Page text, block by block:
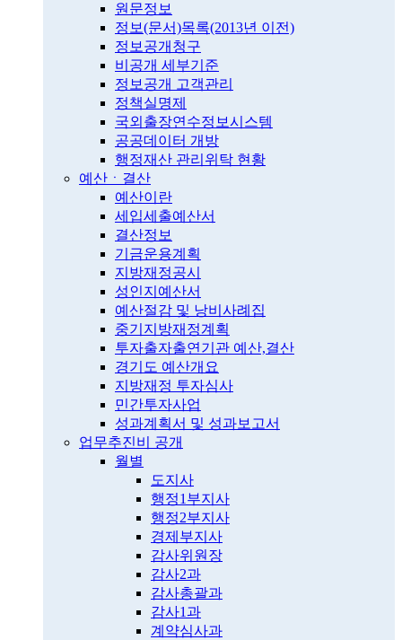
원문정보
정보(문서)목록(2013년 이전)
정보공개청구
비공개 세부기준
정보공개 고객관리
정책실명제
국외출장연수정보시스템
공공데이터 개방
행정재산 관리위탁 현황
예산ㆍ결산
예산이란
세입세출예산서
결산정보
기금운용계획
지방재정공시
성인지예산서
예산절감 및 낭비사례집
중기지방재정계획
투자출자출연기관 예산,결산
경기도 예산개요
지방재정 투자심사
민간투자사업
성과계획서 및 성과보고서
업무추진비 공개
월별
도지사
행정1부지사
행정2부지사
경제부지사
감사위원장
감사2과
감사총괄과
감사1과
계약심사과